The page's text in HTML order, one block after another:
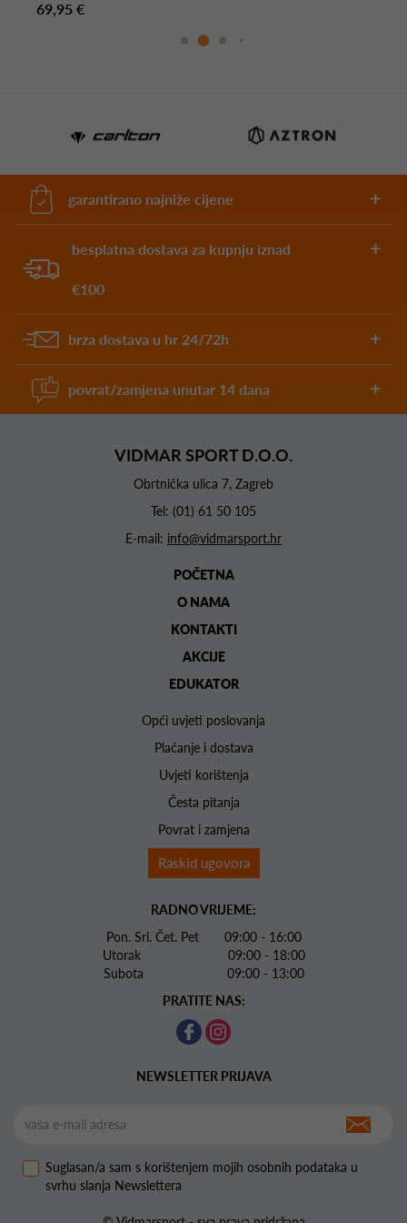
69,95 €
garantirano najniže cijene
besplatna dostava za kupnju iznad
€100
brza dostava u hr 24/72h
povrat/zamjena unutar 14 dana
VIDMAR SPORT D.O.O.
Obrtnička ulica 7, Zagreb
Tel: (01) 61 50 105
E-mail: info@vidmarsport.hr
POČETNA
O NAMA
KONTAKTI
AKCIJE
EDUKATOR
Opći uvjeti poslovanja
Plaćanje i dostava
Uvjeti korištenja
Česta pitanja
Povrat i zamjena
Raskid ugovora
RADNO VRIJEME:
Pon. Sri. Čet. Pet 09:00 - 16:00
Utorak 09:00 - 18:00
Subota 09:00 - 13:00
PRATITE NAS:
NEWSLETTER PRIJAVA
Suglasan/a sam s korištenjem mojih osobnih podataka u
svrhu slanja Newslettera